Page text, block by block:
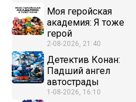
Моя геройская
академия: Я тоже
герой
2-08-2026, 21:40
Детектив Конан:
Падший ангел
автострады
1-08-2026, 16:10